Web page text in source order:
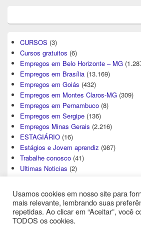
CURSOS (3)
Cursos gratuitos (6)
Empregos em Belo Horizonte – MG
Empregos em Brasília (13.169)
Empregos em Goiás (432)
Empregos em Montes Claros-MG (309)
Empregos em Pernambuco (8)
Empregos em Sergipe (136)
Empregos Minas Gerais (2.216)
ESTAGIÁRIO (16)
Estágios e Jovem aprendiz (987)
Trabalhe conosco (41)
Ultimas Noticias (2)
Usamos cookies em nosso site para
mais relevante, lembrando suas
repetidas. Ao clicar em “Aceitar”, você
TODOS os cookies.